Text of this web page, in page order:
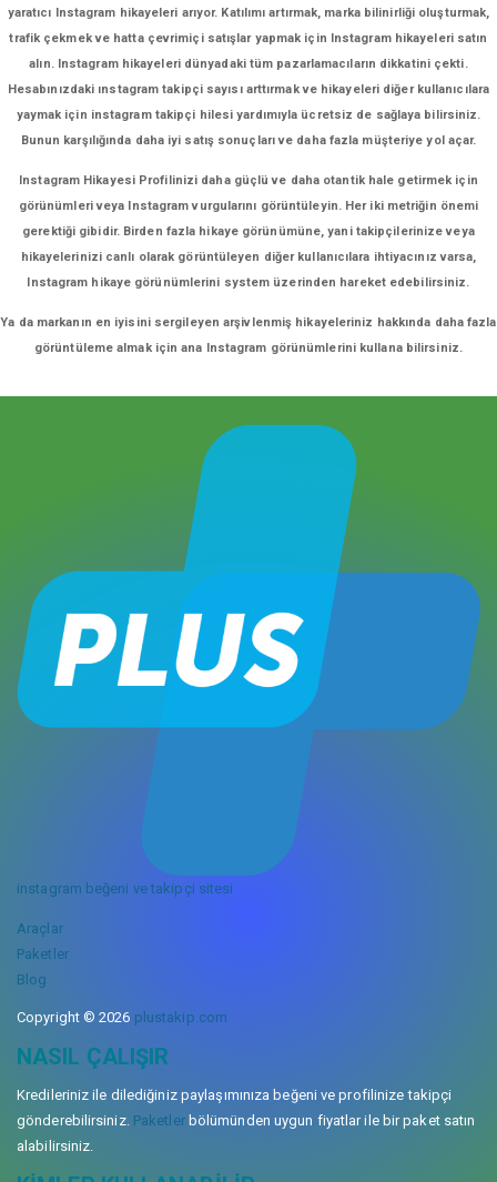
yaratıcı Instagram hikayeleri arıyor. Katılımı artırmak, marka bilinirliği oluşturmak,
trafik çekmek ve hatta çevrimiçi satışlar yapmak için Instagram hikayeleri satın
alın. Instagram hikayeleri dünyadaki tüm pazarlamacıların dikkatini çekti.
Hesabınızdaki ınstagram takipçi sayısı arttırmak ve hikayeleri diğer kullanıcılara
yaymak için instagram takipçi hilesi yardımıyla ücretsiz de sağlaya bilirsiniz.
Bunun karşılığında daha iyi satış sonuçları ve daha fazla müşteriye yol açar.
Instagram Hikayesi Profilinizi daha güçlü ve daha otantik hale getirmek için
görünümleri veya Instagram vurgularını görüntüleyin. Her iki metriğin önemi
gerektiği gibidir. Birden fazla hikaye görünümüne, yani takipçilerinize veya
hikayelerinizi canlı olarak görüntüleyen diğer kullanıcılara ihtiyacınız varsa,
Instagram hikaye görünümlerini system üzerinden hareket edebilirsiniz.
Ya da markanın en iyisini sergileyen arşivlenmiş hikayeleriniz hakkında daha fazla
görüntüleme almak için ana Instagram görünümlerini kullana bilirsiniz.
instagram beğeni ve takipçi sitesi
Araçlar
Paketler
Blog
Copyright © 2026 plustakip.com
NASIL ÇALIŞIR
Kredileriniz ile dilediğiniz paylaşımınıza beğeni ve profilinize takipçi
gönderebilirsiniz. Paketlerbölümünden uygun fiyatlar ile bir paket satın
alabilirsiniz.